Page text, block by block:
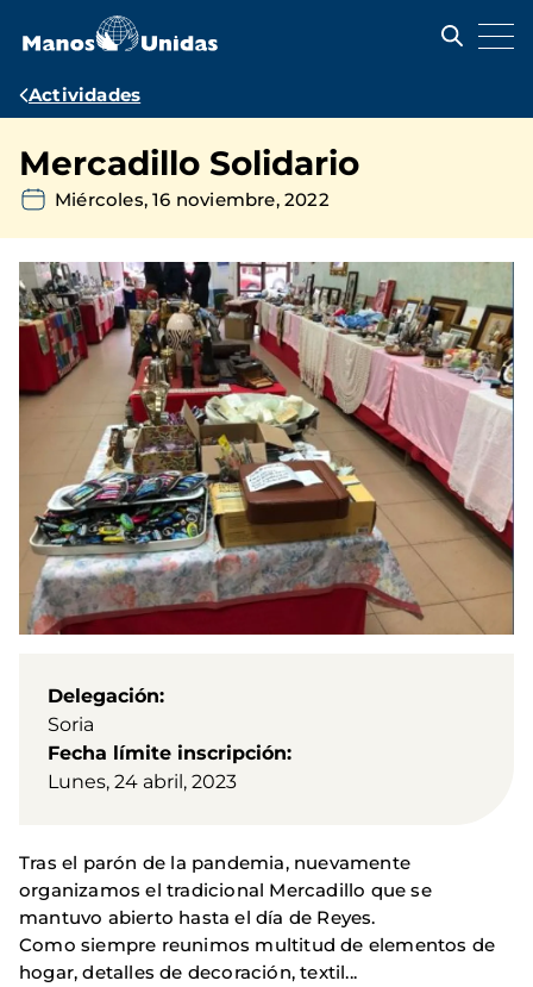
contenido
Ruta
navegación
Actividades
Mercadillo Solidario
Miércoles, 16 noviembre, 2022
Delegación
Soria
Fecha límite inscripción
Lunes, 24 abril, 2023
Tras el parón de la pandemia, nuevamente
organizamos el tradicional Mercadillo que se
mantuvo abierto hasta el día de Reyes.
Como siempre reunimos multitud de elementos de
hogar, detalles de decoración, textil...